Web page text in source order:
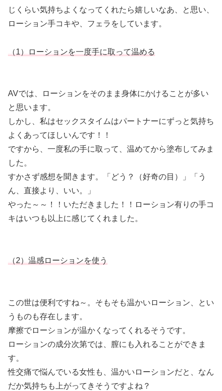
じくらい気持ちよくなってくれたら嬉しいなあ、と思い、
ローション手コキや、フェラをしています。
（1）ローションを一度手に取って温める
AVでは、ローションをそのまま身体にかけることが多い
と思います。
しかし、私はセックスタイムはパートナーにずっと気持ち
よくあってほしいんです！！
ですから、一度私の手に取って、温めてから塗布してみま
した。
すかさず感想を聞きます。「どう？（好奇の目）」「う
ん、直接より、いい。」
やった～～！！いただきました！！ローション有りの手コ
キはいつも以上に感じてくれました。
（2）温感ローションを使う
この世は便利ですね～。そもそも温かいローション、とい
うものも存在します。
摩擦でローションが温かくなってくれるそうです。
ローションの成分次第では、膣にも入れることができま
す。
性交痛で悩んでいる女性も、温かいローションだと、なん
だか気持ちも上がってきそうですよね？